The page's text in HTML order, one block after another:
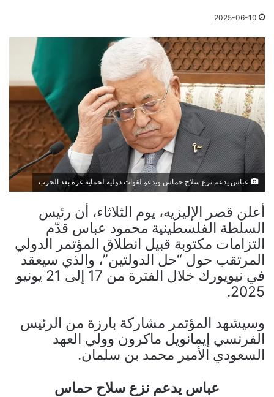
2025-06-10
عباس يدعم نزع سلاح حماس ويدعو لقوات دولية لحماية غزة بعد الحرب
أعلن قصر الإليزيه، يوم الثلاثاء، أن رئيس
السلطة الفلسطينية محمود عباس قدّم
التزامات مكتوبة قبيل انطلاق المؤتمر الدولي
المرتقب حول “حل الدولتين”، والذي سيعقد
في نيويورك خلال الفترة من 17 إلى 21 يونيو
2025.
وسيشهد المؤتمر مشاركة بارزة من الرئيس
الفرنسي إيمانويل ماكرون وولي العهد
السعودي الأمير محمد بن سلمان.
عباس يدعم نزع سلاح حماس